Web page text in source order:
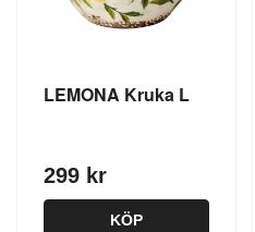
LEMONA Kruka L
299 kr
KÖP